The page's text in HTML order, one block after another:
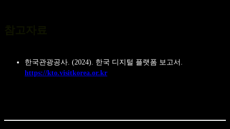
한국관광공사. (2024). 한국 디지털 플랫폼 보고서.
https://kto.visitkorea.or.kr